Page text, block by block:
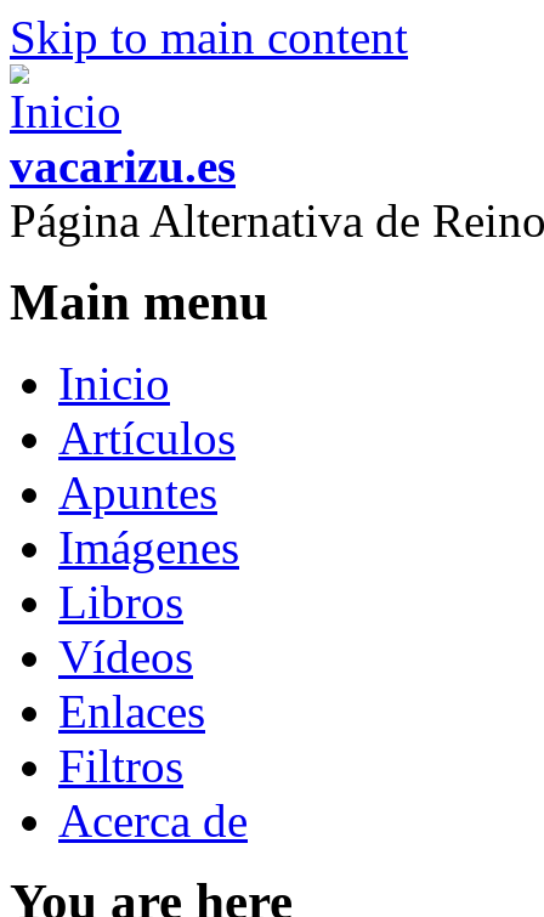
Skip to main content
vacarizu.es
Página Alternativa de
Main menu
Inicio
Artículos
Apuntes
Imágenes
Libros
Vídeos
Enlaces
Filtros
Acerca de
You are here